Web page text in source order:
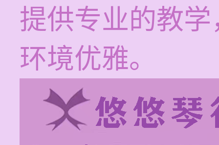
提供专业的教
环境优雅。